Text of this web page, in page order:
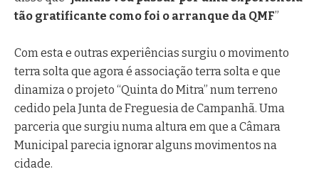
tão gratificante como foi o arranque da QMF”
Com esta e outras experiências surgiu o movimento
terra solta que agora é associação terra solta e que
dinamiza o projeto “Quinta do Mitra” num terreno
cedido pela Junta de Freguesia de Campanhã. Uma
parceria que surgiu numa altura em que a Câmara
Municipal parecia ignorar alguns movimentos na
cidade.